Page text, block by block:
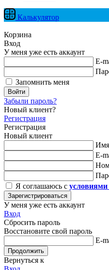
Калькулятор
Корзина
Вход
У меня уже есть аккаунт
E-
Запомнить меня
Войти
Забыли пароль?
Новый клиент?
Регистрация
Регистрация
Новый клиент
E-
Я соглашаюсь с
Зарегистрироваться
У меня уже есть аккаунт
Вход
Сбросить пароль
Восстановите свой пароль
E-
Продолжить
Вернуться к